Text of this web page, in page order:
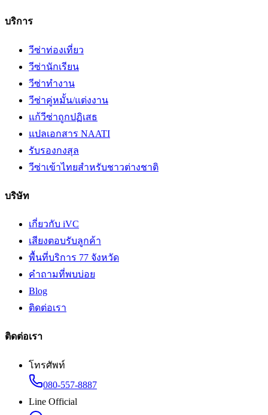
บริการ
วีซ่าท่องเที่ยว
วีซ่านักเรียน
วีซ่าทำงาน
วีซ่าคู่หมั้น/แต่งงาน
แก้วีซ่าถูกปฏิเสธ
แปลเอกสาร NAATI
รับรองกงสุล
วีซ่าเข้าไทยสำหรับชาวต่างชาติ
บริษัท
เกี่ยวกับ iVC
เสียงตอบรับลูกค้า
พื้นที่บริการ 77 จังหวัด
คำถามที่พบบ่อย
Blog
ติดต่อเรา
ติดต่อเรา
โทรศัพท์
080-557-8887
Line Official